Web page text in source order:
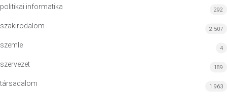
politikai informatika 292
szakirodalom 2 507
szemle 4
szervezet 189
társadalom 1 963